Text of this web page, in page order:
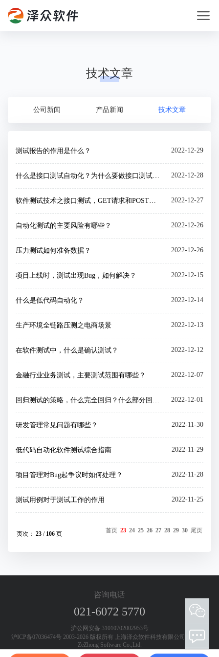
技术文章
公司新闻 产品新闻 技术文章
测试报告的作用是什么？ 2022-12-29
什么是接口测试自动化？为什么要做接口测试自动化？ 2022-12-28
软件测试技术之接口测试，GET请求和POST请求的区别 2022-12-27
自动化测试的主要风险有哪些？ 2022-12-26
压力测试如何准备数据？ 2022-12-26
项目上线时，测试出现Bug，如何解决？ 2022-12-15
什么是低代码自动化？ 2022-12-14
生产环境全链路压测之电商场景 2022-12-13
在软件测试中，什么是确认测试？ 2022-12-12
金融行业业务测试，主要测试范围有哪些？ 2022-12-07
回归测试的策略，什么完全回归？什么部分回归？ 2022-12-01
研发管理常见问题有哪些？ 2022-11-30
低代码自动化软件测试综合指南 2022-11-29
项目管理对Bug起争议时如何处理？ 2022-11-28
测试用例对于测试工作的作用 2022-11-25
页次： 23 / 106 页 首页 23 24 25 26 27 28 29 30 尾页
咨询电话
021-6072 5770
沪公网安备 31010702002953号
沪ICP备07036474号 2003-2026 版权所有 上海泽众软件科技有限公司 Shanghai
ZeZhong Software Co.,Ltd.